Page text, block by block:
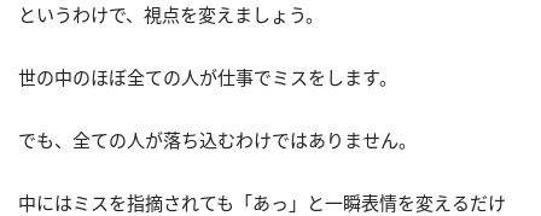
というわけで、視点を変えましょう。
世の中のほぼ全ての人が仕事でミスをします。
でも、全ての人が落ち込むわけではありません。
中にはミスを指摘されても「あっ」と一瞬表情を変えるだけ